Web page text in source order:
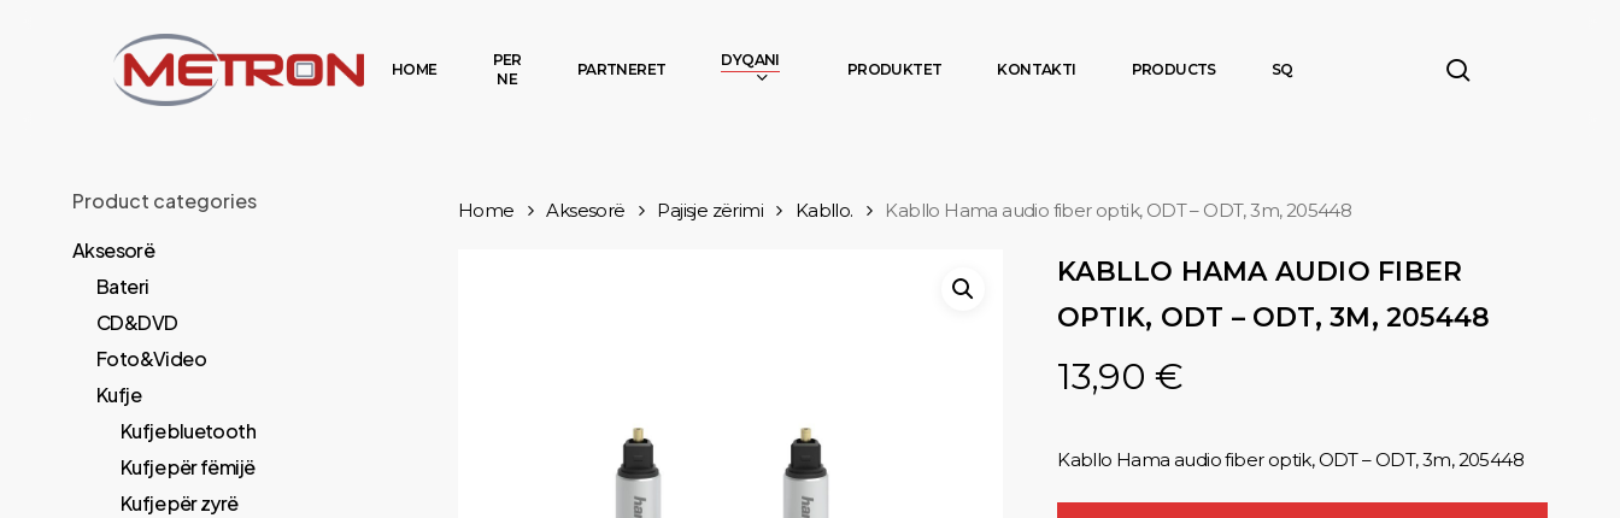
HOME
PER
NE
PARTNERET
DYQANI
PRODUKTET KONTAKTI PRODUCTS SQ
Product categories
Aksesorë
Bateri
CD&DVD
Foto&Video
Kufje
Kufje bluetooth
Kufje për fëmijë
Kufje për zyrë
Home Aksesorë Pajisje zërimi Kabllo. Kabllo Hama audio fiber optik, ODT – ODT, 3m, 205448
KABLLO HAMA AUDIO FIBER
OPTIK, ODT – ODT, 3M, 205448
13,90 €
Kabllo Hama audio fiber optik, ODT – ODT, 3m, 205448